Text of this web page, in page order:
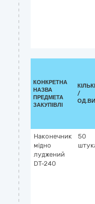
КОНКРЕТНА
НАЗВА
ПРЕДМЕТА
ЗАКУПІВЛІ
/
Наконечник
мідно
луджений
DT-240
50